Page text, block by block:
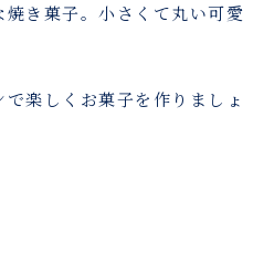
き菓子。小さくて丸い可愛
楽しくお菓子を作りましょ